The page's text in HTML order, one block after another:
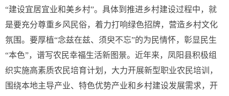
“建设宜居宜业和美乡村”。具体到推进乡村建设过程中，就
是要充分尊重乡风民俗，着力打响绿色招牌，营造乡村文化
氛围。要厚植“念兹在兹、须臾不忘”的为民情怀，彰显民生
“本色”，谱写农民幸福生活新图景。近年来，凤阳县积极组
织实施高素质农民培育计划，大力开展新型职业农民培训，
围绕本地主导产业、特色优势产业和乡村建设发展需求，开